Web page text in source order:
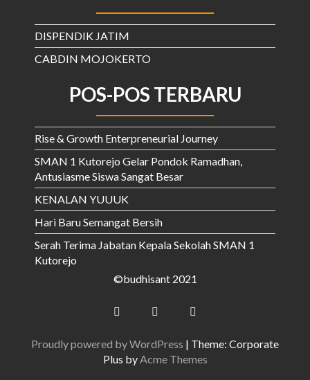
DISPENDIK JATIM
CABDIN MOJOKERTO
POS-POS TERBARU
Rise & Growth Enterpreneurial Journey
SMAN 1 Kutorejo Gelar Pondok Ramadhan,
Antusiasme Siswa Sangat Besar
KENALAN YUUUK
Hari Baru Semangat Bersih
Serah Terima Jabatan Kepala Sekolah SMAN 1
Kutorejo
©budhisant 2021
Proudly powered by WordPress | Theme: Corporate
Plus byAcme Themes